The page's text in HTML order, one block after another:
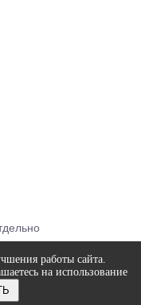
Harvia (Харвия) |
работы сайта.
на использование